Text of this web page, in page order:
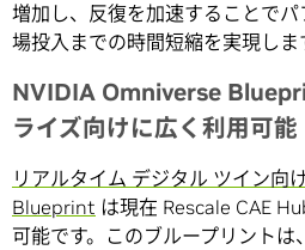
増加し、反復を加速することで
場投入までの時間短縮を実現しま
NVIDIA Omniverse
ライズ向けに広く利用可能
リアルタイム デジタル ツイン向
Blueprint は現在 Rescale CAE
可能です。このブループリントは、